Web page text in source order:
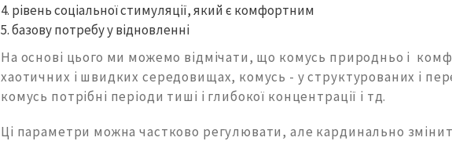
рівень соціальної стимуляції, який є комфортним
базову потребу у відновленні
На основі цього ми можемо відмічати, що комусь природньо і
хаотичних і швидких середовищах, комусь - у структурованих і
комусь потрібні періоди тиші і глибокої концентрації і тд.
Ці параметри можна частково регулювати, але кардинально